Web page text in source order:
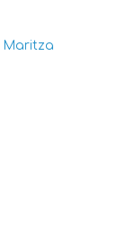
Maritza